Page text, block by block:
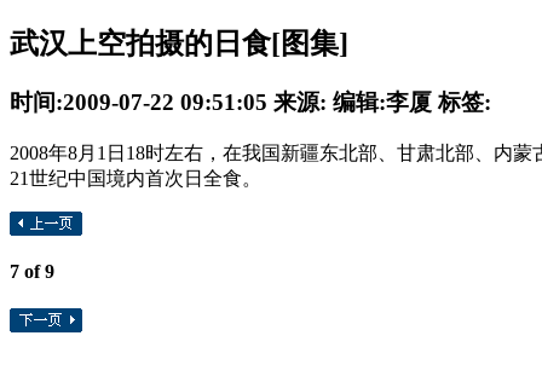
武汉上空拍摄的日食[图集]
时间:2009-07-22 09:51:05 来源: 编辑:李厦 标签:
2008年8月1日18时左右，在我国新疆东北部、甘肃北部、内
21世纪中国境内首次日全食。
7 of 9